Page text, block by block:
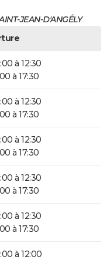
JEAN-D'ANGÉLY
à 12:30
à 17:30
à 12:30
à 17:30
à 12:30
à 17:30
à 12:30
à 17:30
à 12:30
à 17:30
à 12:00